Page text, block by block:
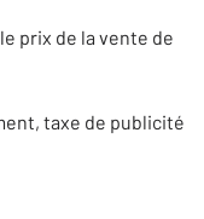
prix de la vente de
taxe de publicité